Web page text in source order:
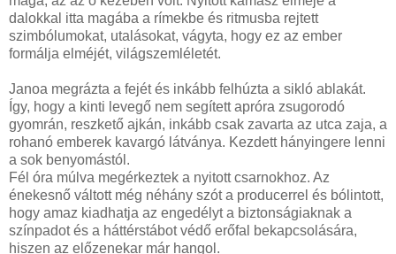
dalokkal itta magába a rímekbe és ritmusba rejtett
szimbólumokat, utalásokat, vágyta, hogy ez az ember
formálja elméjét, világszemléletét.
Janoa megrázta a fejét és inkább felhúzta a sikló ablakát.
Így, hogy a kinti levegő nem segített apróra zsugorodó
gyomrán, reszkető ajkán, inkább csak zavarta az utca zaja, a
rohanó emberek kavargó látványa. Kezdett hányingere lenni
a sok benyomástól.
Fél óra múlva megérkeztek a nyitott csarnokhoz. Az
énekesnő váltott még néhány szót a producerrel és bólintott,
hogy amaz kiadhatja az engedélyt a biztonságiaknak a
színpadot és a háttérstábot védő erőfal bekapcsolására,
hiszen az előzenekar már hangol.